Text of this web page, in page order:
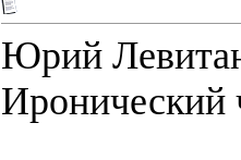
Юрий
Иронический